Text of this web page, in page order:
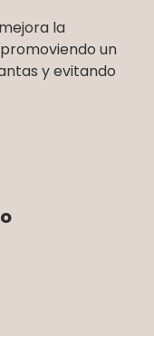
la
un
y evitando